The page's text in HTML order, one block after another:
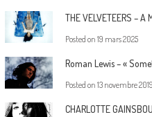
THE VELVETEERS –
Posted on 19 mars 2025
Roman Lewis – «
Posted on 13 novembre 2019
CHARLOTTE